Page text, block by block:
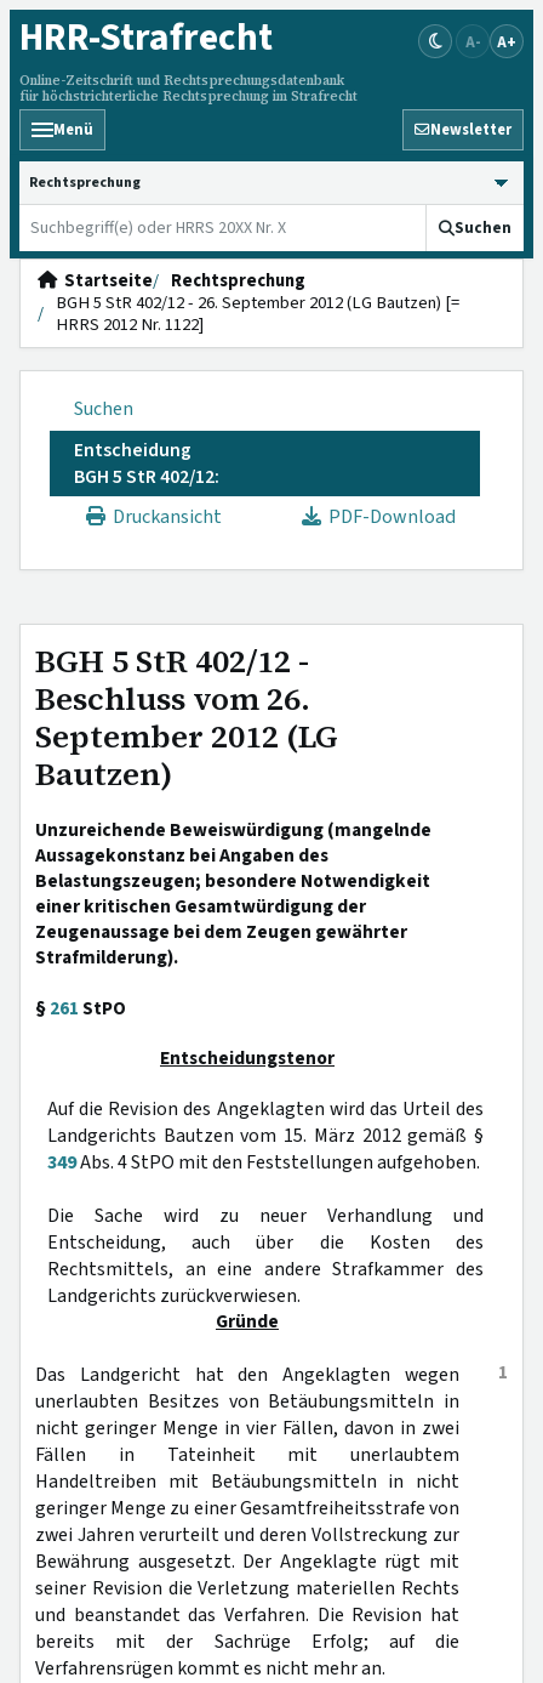
HRR-Strafrecht
Online-Zeitschrift und Rechtsprechungsdatenbank
für höchstrichterliche Rechtsprechung im Strafrecht
A- A+
Menü Newsletter
HRRS durchsuchen
Suchen
Startseite
Rechtsprechung
BGH 5 StR 402/12 - 26. September 2012 (LG Bautzen) [=
HRRS 2012 Nr. 1122]
Suchen
Entscheidung
BGH 5 StR 402/12:
Druckansicht
PDF-Download
BGH 5 StR 402/12 -
Beschluss vom 26.
September 2012 (LG
Bautzen)
Unzureichende Beweiswürdigung (mangelnde
Aussagekonstanz bei Angaben des
Belastungszeugen; besondere Notwendigkeit
einer kritischen Gesamtwürdigung der
Zeugenaussage bei dem Zeugen gewährter
Strafmilderung).
§261StPO
Entscheidungstenor
Auf die Revision des Angeklagten wird das Urteil des
Landgerichts Bautzen vom 15. März 2012 gemäß §
349Abs. 4 StPO mit den Feststellungen aufgehoben.
Die Sache wird zu neuer Verhandlung und
Entscheidung, auch über die Kosten des
Rechtsmittels, an eine andere Strafkammer des
Landgerichts zurückverwiesen.
Gründe
1
Das Landgericht hat den Angeklagten wegen
unerlaubten Besitzes von Betäubungsmitteln in
nicht geringer Menge in vier Fällen, davon in zwei
Fällen in Tateinheit mit unerlaubtem
Handeltreiben mit Betäubungsmitteln in nicht
geringer Menge zu einer Gesamtfreiheitsstrafe von
zwei Jahren verurteilt und deren Vollstreckung zur
Bewährung ausgesetzt. Der Angeklagte rügt mit
seiner Revision die Verletzung materiellen Rechts
und beanstandet das Verfahren. Die Revision hat
bereits mit der Sachrüge Erfolg; auf die
Verfahrensrügen kommt es nicht mehr an.